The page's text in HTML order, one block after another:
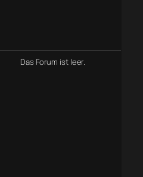
Das Forum ist leer.